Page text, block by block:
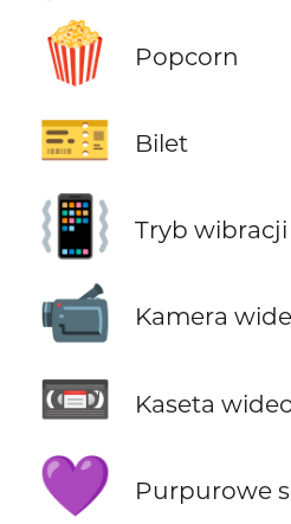
🍿 Popcorn
🎫 Bilet
📳 Tryb wibracji
📹 Kamera
📼 Kaseta
💜 Purpurowe